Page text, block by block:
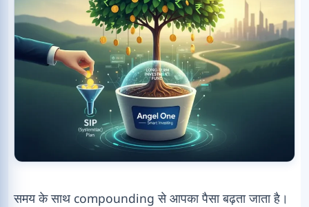
समय के साथ compounding से आपका पैसा बढ़ता जाता है।